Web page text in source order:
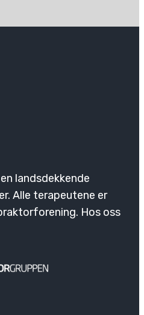
landsdekkende
Alle terapeutene er
Hos oss